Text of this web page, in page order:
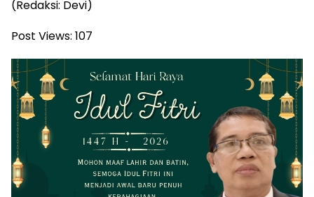
(Redaksi: Devi)
Post Views: 107